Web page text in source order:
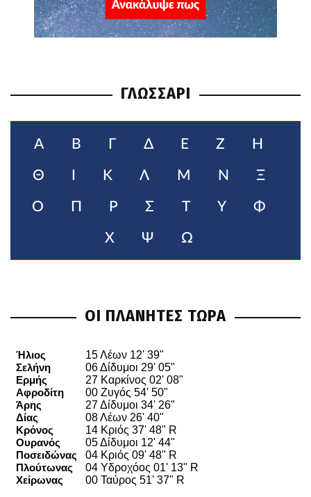
ΓΛΩΣΣΑΡΙ
Α Β Γ Δ Ε Ζ Η
Θ Κ Λ Μ Ν Ξ
Ο Π Ρ Σ Τ Υ Φ
Χ Ψ Ω
ΟΙ ΠΛΑΝΗΤΕΣ ΤΩΡΑ